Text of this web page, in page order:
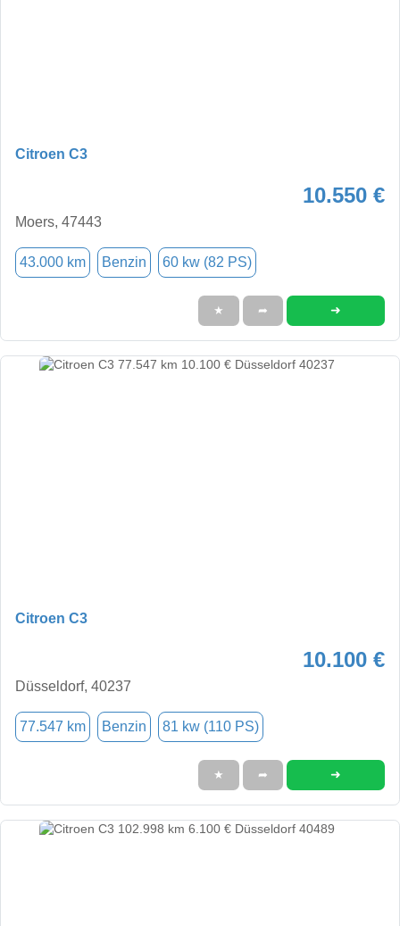
Citroen C3
10.550 €
Moers, 47443
43.000 km Benzin 60 kw (82 PS)
★ ➦ ➜
Citroen C3
10.100 €
Düsseldorf, 40237
77.547 km Benzin 81 kw (110 PS)
★ ➦ ➜